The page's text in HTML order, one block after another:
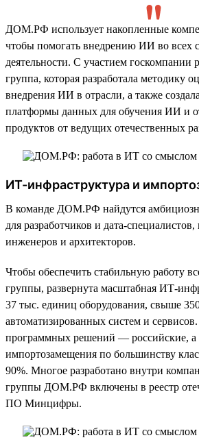
ДОМ.РФ использует накопленные
чтобы помогать внедрению ИИ во всех
деятельности. С участием госкомпании
группа, которая разработала методику
внедрения ИИ в отрасли, а также
платформы данных для обучения ИИ и
продуктов от ведущих отечественных
ИТ-инфраструктура и
В команде ДОМ.РФ найдутся
для разработчиков и дата-
инженеров и архитекторов.
Чтобы обеспечить стабильную работу
группы, развернута масштабная ИТ-
37 тыс. единиц оборудования, свыше
автоматизированных систем и
программных решений — российские, а
импортозамещения по большинству
90%. Многое разработано внутри
группы ДОМ.РФ включены в реестр
ПО Минцифры.